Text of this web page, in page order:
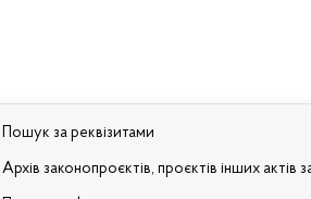
Пошук за реквізитами
Архів законопроєктів, проєктів інших актів